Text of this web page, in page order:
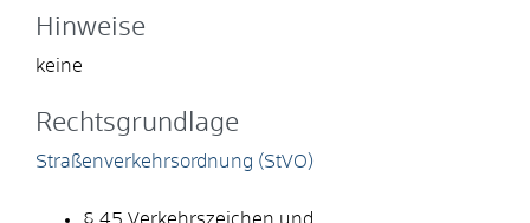
Hinweise
keine
Rechtsgrundlage
Straßenverkehrsordnung (StVO)
§ 45 Verkehrszeichen und